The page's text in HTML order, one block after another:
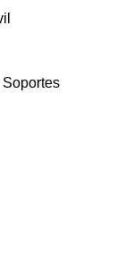
Soportes